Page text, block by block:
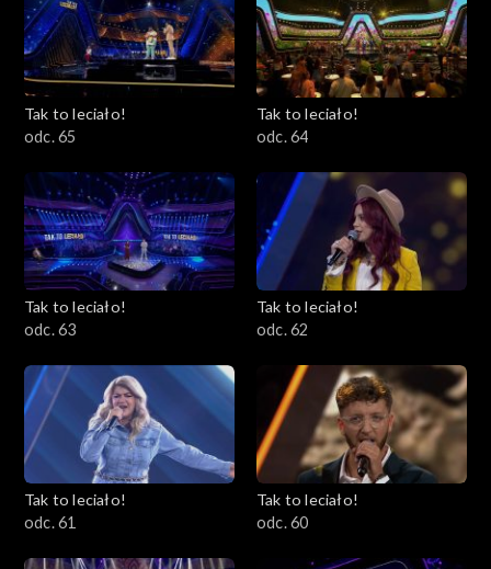
Tak to leciało!
odc. 65
Tak to leciało!
odc. 64
Tak to leciało!
odc. 63
Tak to leciało!
odc. 62
Tak to leciało!
odc. 61
Tak to leciało!
odc. 60